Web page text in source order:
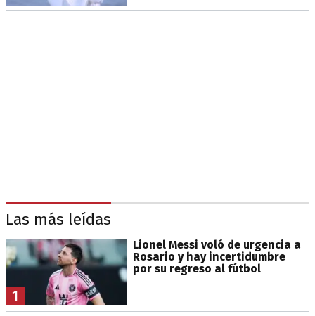
Las más leídas
1
Lionel Messi voló de urgencia a
Rosario y hay incertidumbre
por su regreso al fútbol